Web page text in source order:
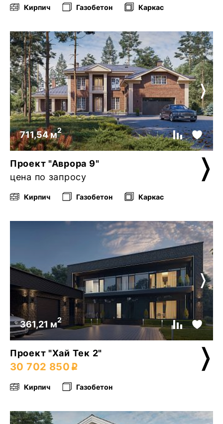
Кирпич Газобетон Каркас
711,54 м2
Проект "Аврора 9"
цена по запросу
Кирпич Газобетон Каркас
361,21 м2
Проект "Хай Тек 2"
30 702 850
Кирпич Газобетон